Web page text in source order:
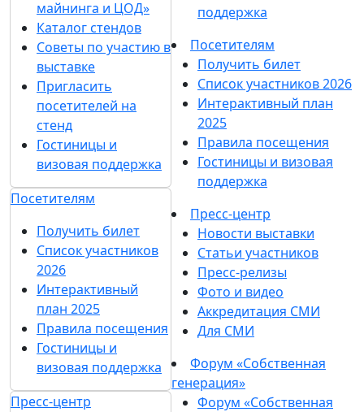
майнинга и ЦОД»
Каталог стендов
Советы по участию в
выставке
Пригласить
посетителей на
стенд
Гостиницы и
визовая поддержка
Посетителям
Получить билет
Список участников
2026
Интерактивный
план 2025
Правила посещения
Гостиницы и
визовая поддержка
Пресс-центр
поддержка
Посетителям
Получить билет
Список участников 2026
Интерактивный план
2025
Правила посещения
Гостиницы и визовая
поддержка
Пресс-центр
Новости выставки
Статьи участников
Пресс-релизы
Фото и видео
Аккредитация СМИ
Для СМИ
Форум «Собственная
генерация»
Форум «Собственная